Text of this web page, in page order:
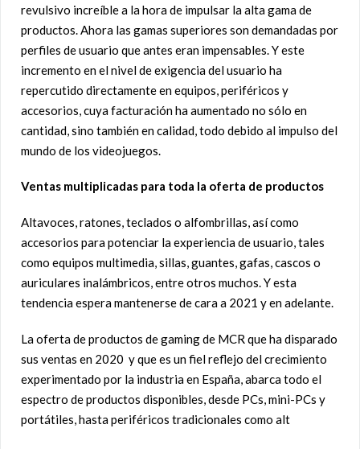
revulsivo increíble a la hora de impulsar la alta gama de
productos. Ahora las gamas superiores son demandadas por
perfiles de usuario que antes eran impensables. Y este
incremento en el nivel de exigencia del usuario ha
repercutido directamente en equipos, periféricos y
accesorios, cuya facturación ha aumentado no sólo en
cantidad, sino también en calidad, todo debido al impulso del
mundo de los videojuegos.
Ventas multiplicadas para toda la oferta de productos
Altavoces, ratones, teclados o alfombrillas, así como
accesorios para potenciar la experiencia de usuario, tales
como equipos multimedia, sillas, guantes, gafas, cascos o
auriculares inalámbricos, entre otros muchos. Y esta
tendencia espera mantenerse de cara a 2021 y en adelante.
La oferta de productos de gaming de MCR que ha disparado
sus ventas en 2020 y que es un fiel reflejo del crecimiento
experimentado por la industria en España, abarca todo el
espectro de productos disponibles, desde PCs, mini-PCs y
portátiles, hasta periféricos tradicionales como alt